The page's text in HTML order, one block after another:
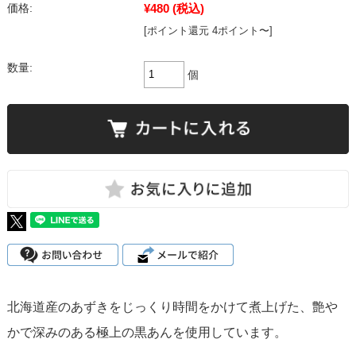
価格: ¥480 (税込)
[ポイント還元 4ポイント〜]
数量:
個
北海道産のあずきをじっくり時間をかけて煮上げた、艶や
かで深みのある極上の黒あんを使用しています。